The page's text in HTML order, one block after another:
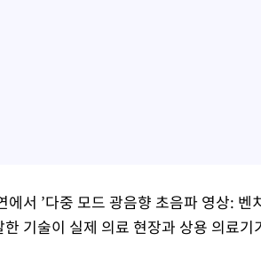
에서 ’다중 모드 광음향 초음파 영상:
기술이 실제 의료 현장과 상용 의료